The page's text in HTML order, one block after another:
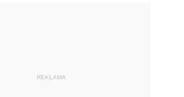
REKLAMA